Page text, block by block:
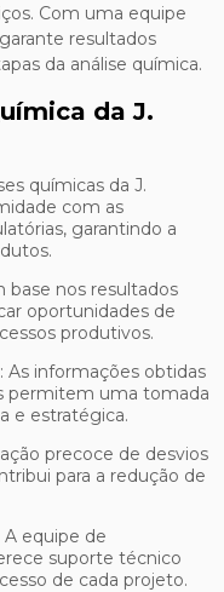
Com uma equipe
resultados
da análise química.
da J.
com as
garantindo a
oportunidades de
produtivos.
permitem uma tomada
e estratégica.
para a redução de
suporte técnico
de cada projeto.